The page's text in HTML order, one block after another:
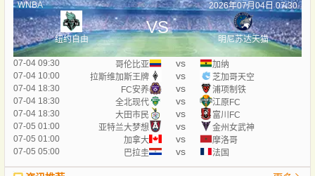
WNBA 2026年07月04日 07:30
纽约自由
VS
明尼苏达天猫
07-04 09:30 哥伦比亚 vs
加纳
07-04 10:00
拉斯维加斯王牌 vs
芝加哥天空
07-04 18:30
FC安养 vs
浦项制铁
07-04 18:30
全北现代 vs
江原FC
07-04 18:30
大田市民 vs
富川FC
07-05 01:00
亚特兰大梦想 vs
金州女武神
07-05 01:00
加拿大 vs
摩洛哥
07-05 05:00
巴拉圭 vs 法国